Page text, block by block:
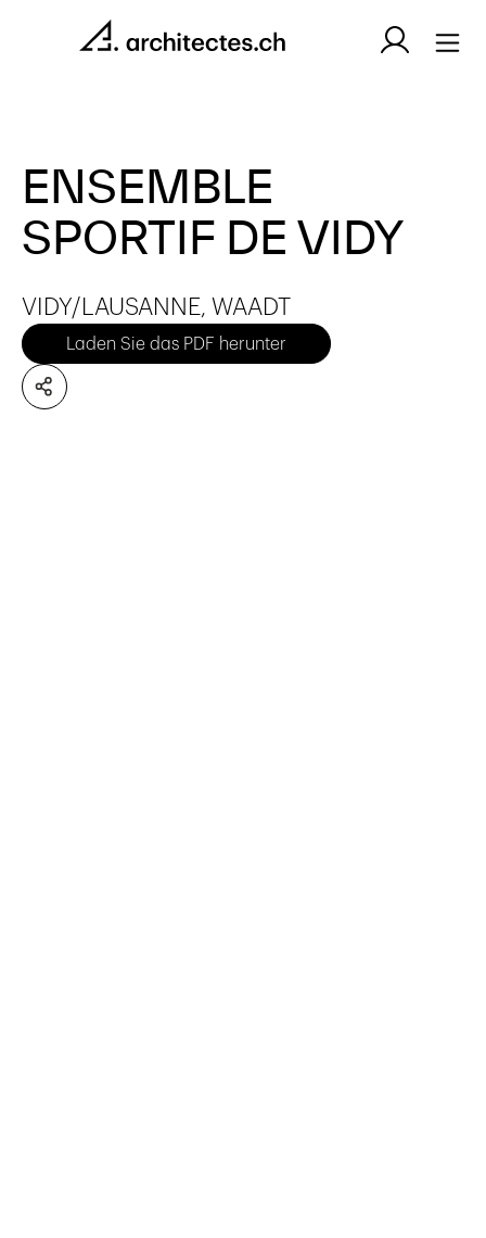
ENSEMBLE
SPORTIF DE VIDY
VIDY/LAUSANNE, WAADT
Laden Sie das PDF herunter